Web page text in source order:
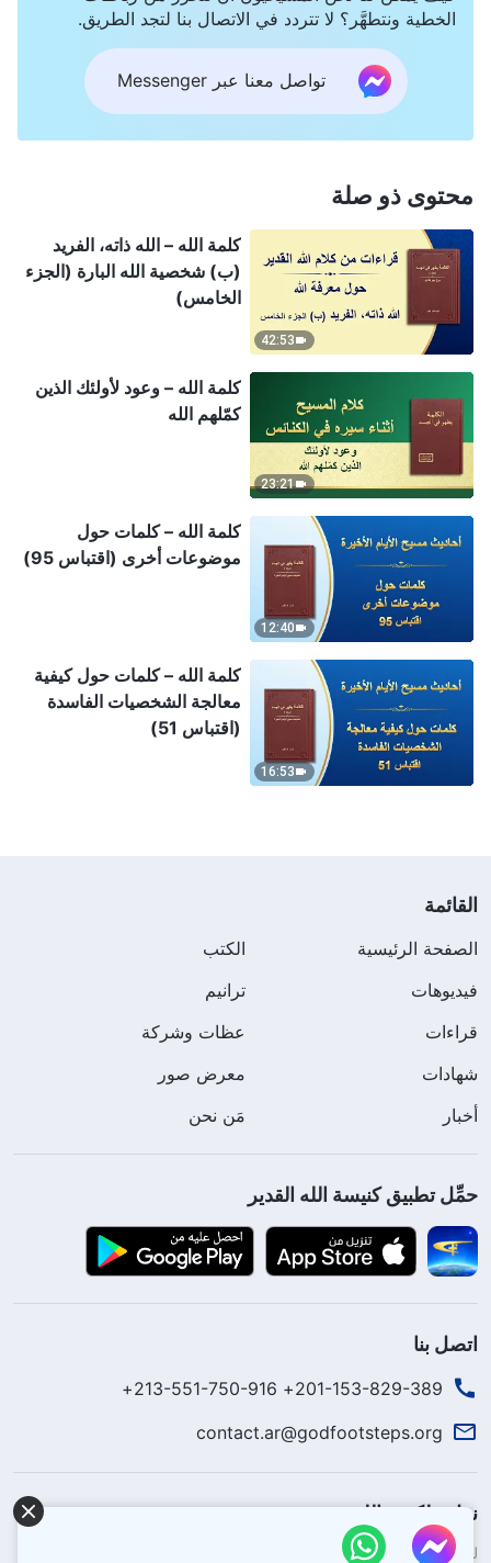
الخطية ونتطهَّر؟ لا تتردد في الاتصال بنا لتجد الطريق.
تواصل معنا عبر Messenger
محتوى ذو صلة
42:53
كلمة الله – الله ذاته، الفريد
(ب) شخصية الله البارة (الجزء
الخامس)
23:21
كلمة الله – وعود لأولئك الذين
كمّلهم الله
12:40
كلمة الله – كلمات حول
موضوعات أخرى (اقتباس 95)
16:53
كلمة الله – كلمات حول كيفية
معالجة الشخصيات الفاسدة
(اقتباس 51)
القائمة
الصفحة الرئيسية
الكتب
فيديوهات
ترانيم
قراءات
عظات وشركة
شهادات
معرض صور
أخبار
مَن نحن
حمِّل تطبيق كنيسة الله القدير
اتصل بنا
201-153-829-389+ 213-551-750-916+
contact.ar@godfootsteps.org
نزل ملكوت الله.
لقد نزلت المملكة بالفعل إلى الأرض! هل تريد دخوله؟